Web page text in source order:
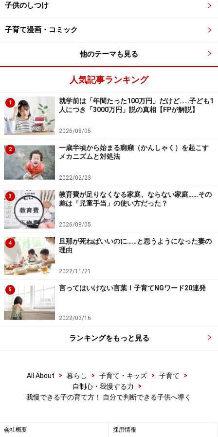
そのような子は、親が見ていない所では我慢できなかっ
たり、ある時急に、爆発してキレてしまうこともあるで
しょう。
子どもの身に付けさせなければならない「我慢」とは、
強要される我慢ではなく、子ども自らが感じ、判断し、
自分の意志でする「自己抑制の我慢」です。
いつも我慢を強いられている子の心は、満
たされない
「どんなあなたも大好きよ」子供をありのまま受け入れるこ
とで、親子の信頼関係は深まり、子供は自己抑制力を自ら育
んでいきます
親からいつも「我慢しなさい」と我慢を強いられている
子どもは、自分のやりたいことや欲求をいつも阻む親に
対して、不満や不信感を抱いたり、「我慢しない自分
は、親に愛されない」と心に満たされないものを感じた
りします。
そうすると、その
り、愛情を確かめるために親を困らせたり
いられている子とも言えるでしょう。
子供のしつけ
子育て漫画・コミック
他のテーマも見る
人気記事ランキング
1
就学前は「年間たった100万円」だけど……子ども1
人につき「3000万円」説の真相【FPが解説】
2026/08/05
2
一歳半頃から始まる癇癪（かんしゃく）を起こす
メカニズムと対処法
2022/02/23
3
教育費が足りなくなる家庭、ならない家庭……その
差は「児童手当」の使い方だった？
2026/08/05
4
旦那が死ねばいいのに……と思うようになった妻の
理由
2022/11/21
5 言ってはいけない言葉！子育てNGワード20連発
2022/03/16
ランキングをもっと見る
All About > 暮らし > 子育て・キッズ > 子育て
>
自制心・我慢する力
>
我慢できる子の育て方！ 自分で判断できる子供へ導く
会社概要 採用情報